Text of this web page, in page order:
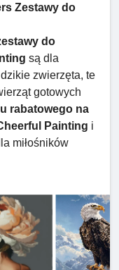
Zestawy do
do
są dla
zwierzęta, te
gotowych
rabatowego na
Painting i
miłośników